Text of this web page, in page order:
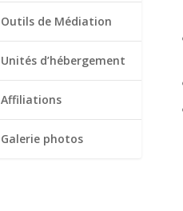
Outils de Médiation
Unités d’hébergement
Affiliations
Galerie photos